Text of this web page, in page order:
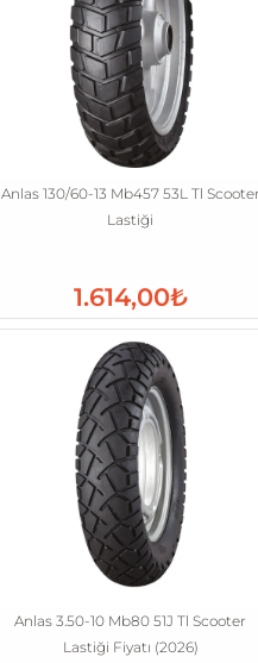
Anlas 130/60-13 Mb457 53L Tl Scooter
Lastiği
1.614,00₺
Anlas 3.50-10 Mb80 51J Tl Scooter
Lastiği Fiyatı (2026)